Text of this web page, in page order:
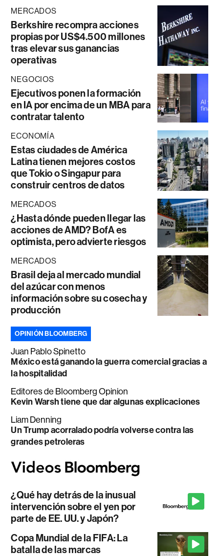
MERCADOS
Berkshire recompra acciones
propias por US$4.500 millones
tras elevar sus ganancias
operativas
NEGOCIOS
Ejecutivos ponen la formación
en IA por encima de un MBA para
contratar talento
ECONOMÍA
Estas ciudades de América
Latina tienen mejores costos
que Tokio o Singapur para
construir centros de datos
MERCADOS
¿Hasta dónde pueden llegar las
acciones de AMD? BofA es
optimista, pero advierte riesgos
MERCADOS
Brasil deja al mercado mundial
del azúcar con menos
información sobre su cosecha y
producción
OPINIÓN BLOOMBERG
Juan Pablo Spinetto
México está ganando la guerra comercial gracias a
la hospitalidad
Editores de Bloomberg Opinion
Kevin Warsh tiene que dar algunas explicaciones
Liam Denning
Un Trump acorralado podría volverse contra las
grandes petroleras
¿Qué hay detrás de la inusual
intervención sobre el yen por
parte de EE. UU. y Japón?
Copa Mundial de la FIFA: La
batalla de las marcas